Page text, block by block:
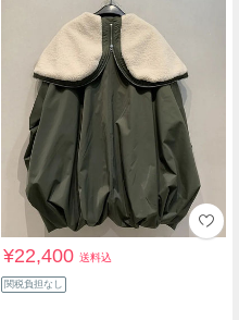
¥22,400送料込
関税負担なし